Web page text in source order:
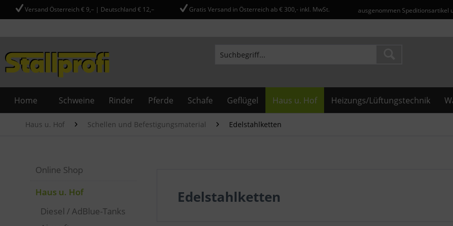
Versand Österreich € 9,– | Deutschland € 12,– Gratis Versand in Österreich ab € 300,- inkl. MwSt. ausgenommen Speditionsartikel
Home Schweine Rinder Pferde Schafe Geflügel Haus u. Hof Heizungs/Lüftungstechnik
Haus u. Hof Schellen und Befestigungsmaterial Edelstahlketten
Online Shop
Haus u. Hof
Diesel / AdBlue-Tanks
Edelstahlketten